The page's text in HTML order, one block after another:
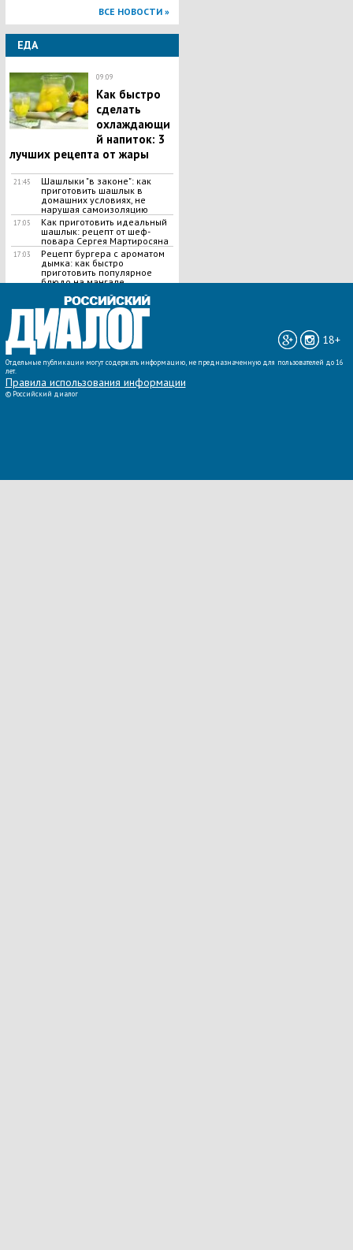
ВСЕ НОВОСТИ »
ЕДА
09:09
Как быстро
сделать
охлаждающи
й напиток: 3
лучших рецепта от жары
21:45
Шашлыки "в законе": как
приготовить шашлык в
домашних условиях, не
нарушая самоизоляцию
17:05
Как приготовить идеальный
шашлык​: рецепт от шеф-
повара Сергея Мартиросяна
17:03
Рецепт бургера с ароматом
дымка: как быстро
приготовить популярное
блюдо на мангале
ВСЕ НОВОСТИ »
18+
Отдельные публикации могут содержать информацию, не предназначенную для пользователей до 16
лет.
Правила использования информации
© Российский диалог